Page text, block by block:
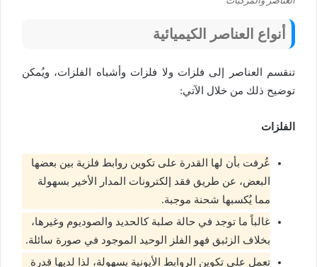
أنواع العناصر الكيميائية
تنقسم العناصر إلى فلزات ولا فلزات وأشباه الفلزات، ويُمكن
توضيح ذلك من خلال الآتي:
الفلزات
عُرفت بأن لها القدرة على تكوين روابط فلزية بين بعضها
البعض، عن طريق فقد إلكترونات المدار الأخير بسهولة
مما يُكسبها شحنة موجبة.
غالباً ما توجد في حالة صلبة كالحديد والصوديوم وغيرها،
بخلاف الزئبق فهو الفلز الوحيد الموجود في صورة سائلة.
تعمل على تكوين الروابط الأيونية بسهولة، لذا لديها قدرة